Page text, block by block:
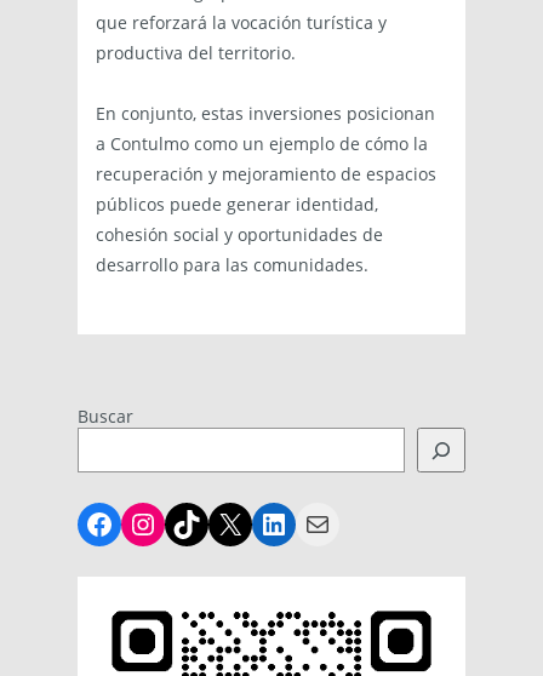
que reforzará la vocación turística y
productiva del territorio.
En conjunto, estas inversiones posicionan
a Contulmo como un ejemplo de cómo la
recuperación y mejoramiento de espacios
públicos puede generar identidad,
cohesión social y oportunidades de
desarrollo para las comunidades.
Buscar
Facebook
Instagram
TikTok
X LinkedIn
Mail